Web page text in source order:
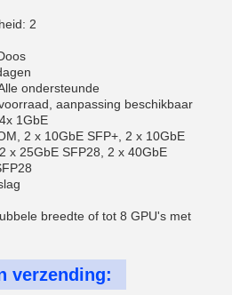
2
ondersteunde
aanpassing beschikbaar
1GbE
2 x 10GbE SFP+, 2 x 10GbE
x 25GbE SFP28, 2 x 40GbE
breedte of tot 8 GPU's met
verzending: